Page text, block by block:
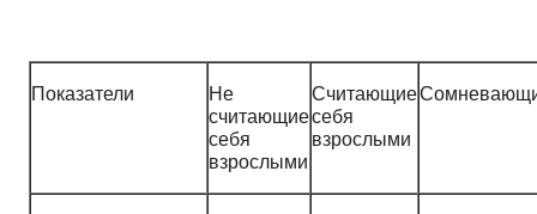
Показатели
Не
считающие
себя
взрослыми
Считающие
себя
взрослыми